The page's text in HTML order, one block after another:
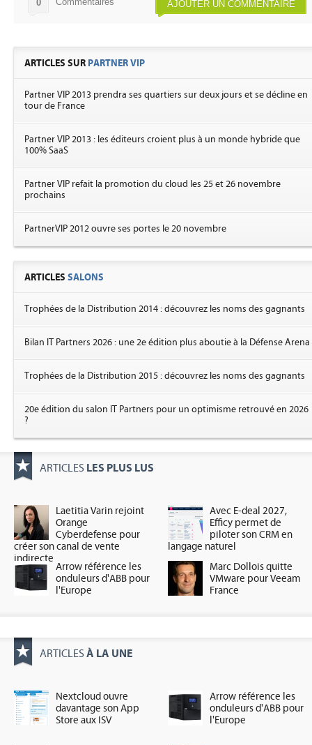
AJOUTER UN COMMENTAIRE
0
ARTICLES SUR PARTNER VIP
Partner VIP 2013 prendra ses quartiers sur deux jours et se décline en
tour de France
Partner VIP 2013 : les éditeurs croient plus à un monde hybride que
100% SaaS
Partner VIP refait la promotion du cloud les 25 et 26 novembre
prochains
PartnerVIP 2012 ouvre ses portes le 20 novembre
ARTICLES SALONS
Trophées de la Distribution 2014 : découvrez les noms des gagnants
Bilan IT Partners 2026 : une 2e édition plus aboutie à la Défense Arena
Trophées de la Distribution 2015 : découvrez les noms des gagnants
20e édition du salon IT Partners pour un optimisme retrouvé en 2026
?
ARTICLES LES PLUS LUS
Laetitia Varin rejoint
Orange
Cyberdefense pour
créer son canal de vente
indirecte
Avec E-deal 2027,
Efficy permet de
piloter son CRM en
langage naturel
Arrow référence les
onduleurs d'ABB pour
l'Europe
Marc Dollois quitte
VMware pour Veeam
France
ARTICLES À LA UNE
Nextcloud ouvre
davantage son App
Store aux ISV
Arrow référence les
onduleurs d'ABB pour
l'Europe